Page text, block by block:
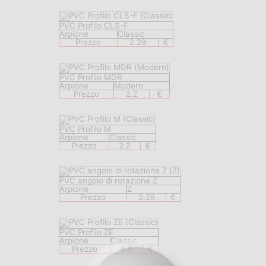
PVC Profilo CLS-F
Arpione
Classic
Prezzo
2.29 €
PVC Profilo MDR
Arpione
Modern
Prezzo
2.2 €
PVC Profilo M
Arpione
Classic
Prezzo
2.2 €
PVC angolo di rotazione Z
Arpione
Z
Prezzo
2.29 €
PVC Profilo ZE
Arpione
Classic
Prezzo
6.9 €